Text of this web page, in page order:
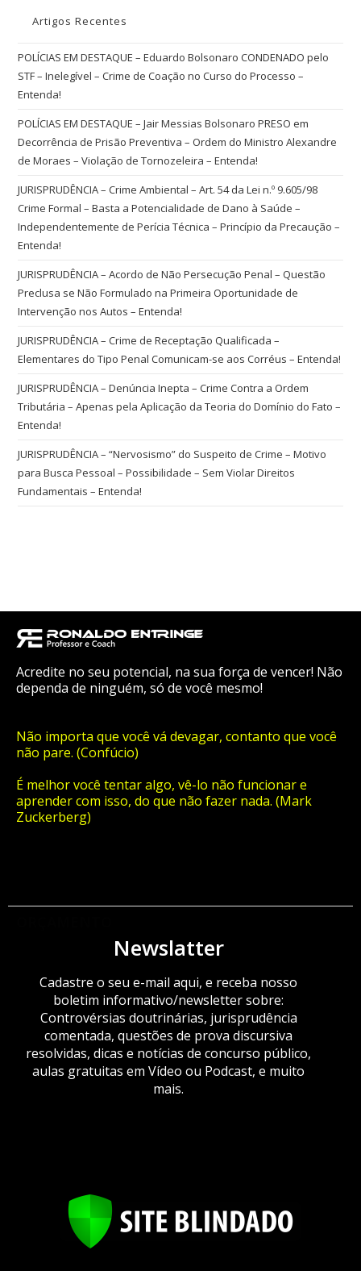
Artigos Recentes
POLÍCIAS EM DESTAQUE – Eduardo Bolsonaro CONDENADO pelo
STF – Inelegível – Crime de Coação no Curso do Processo –
Entenda!
POLÍCIAS EM DESTAQUE – Jair Messias Bolsonaro PRESO em
Decorrência de Prisão Preventiva – Ordem do Ministro Alexandre
de Moraes – Violação de Tornozeleira – Entenda!
JURISPRUDÊNCIA – Crime Ambiental – Art. 54 da Lei n.º 9.605/98
Crime Formal – Basta a Potencialidade de Dano à Saúde –
Independentemente de Perícia Técnica – Princípio da Precaução –
Entenda!
JURISPRUDÊNCIA – Acordo de Não Persecução Penal – Questão
Preclusa se Não Formulado na Primeira Oportunidade de
Intervenção nos Autos – Entenda!
JURISPRUDÊNCIA – Crime de Receptação Qualificada –
Elementares do Tipo Penal Comunicam-se aos Corréus – Entenda!
JURISPRUDÊNCIA – Denúncia Inepta – Crime Contra a Ordem
Tributária – Apenas pela Aplicação da Teoria do Domínio do Fato –
Entenda!
JURISPRUDÊNCIA – “Nervosismo” do Suspeito de Crime – Motivo
para Busca Pessoal – Possibilidade – Sem Violar Direitos
Fundamentais – Entenda!
Acredite no seu potencial, na sua força de vencer! Não
dependa de ninguém, só de você mesmo!
Não importa que você vá devagar, contanto que você
não pare. (Confúcio)
É melhor você tentar algo, vê-lo não funcionar e
aprender com isso, do que não fazer nada. (Mark
Zuckerberg)
Newslatter
Cadastre o seu e-mail aqui, e receba nosso
boletim informativo/newsletter sobre:
Controvérsias doutrinárias, jurisprudência
comentada, questões de prova discursiva
resolvidas, dicas e notícias de concurso público,
aulas gratuitas em Vídeo ou Podcast, e muito
mais.